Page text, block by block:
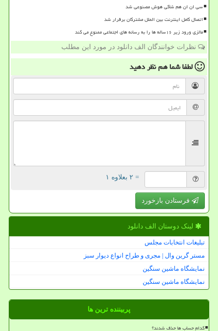
سی ان ان هم شاکی هوش مصنوعی شد
اتصال کامل اینترنت بین الملل مشترکان برقرار شد
مالزی ورود زیر ۱۶ساله ها را به رسانه های اجتماعی ممنوع می کند
نظرات خوانندگان الف دانلود در مورد این مطلب
لطفا شما همنظر دهید
= ۲ بعلاوه ۱
فرستادن بازخورد
لینک دوستان الف دانلود
تبلیغات انتخابات مجلس
مستر گرین وال | مجری و طراح انواع دیوار سبز
نمایشگاه ماشین سنگین
نمایشگاه ماشین سنگین
پربیننده ترین ها
کدام حساب ها حذف شدند؟